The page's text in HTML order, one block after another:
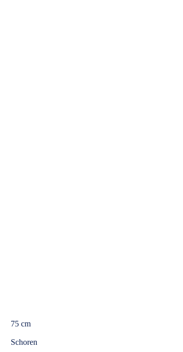
75 cm
Schoren